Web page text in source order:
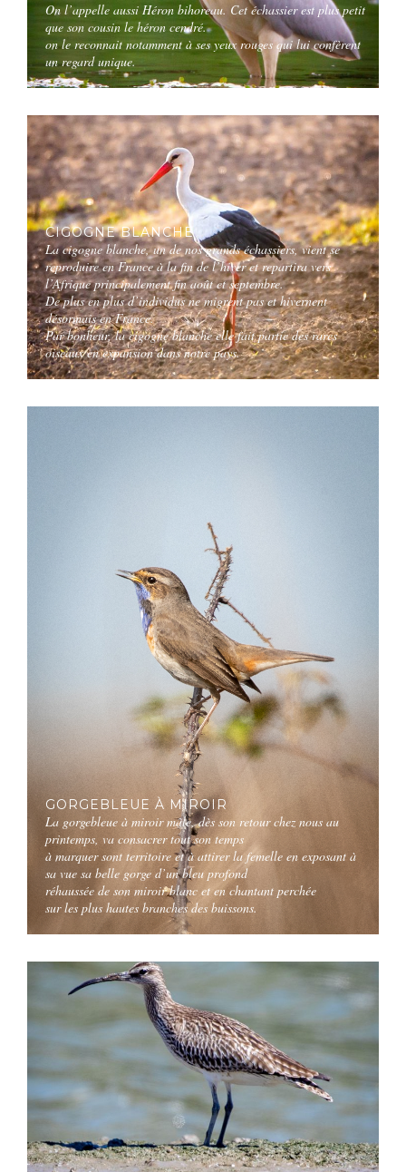
On l’appelle aussi Héron bihoreau. Cet échassier est plus petit
que son cousin le héron cendré.
on le reconnait notamment à ses yeux rouges qui lui confèrent
un regard unique.
CIGOGNE BLANCHE
La cigogne blanche, un de nos grands échassiers, vient se
reproduire en France à la fin de l’hiver et repartira vers
l’Afrique principalement fin août et septembre.
De plus en plus d’individus ne migrent pas et hivernent
désormais en France.
Par bonheur, la cigogne blanche elle fait partie des rares
oiseaux en expansion dans notre pays.
GORGEBLEUE À MIROIR
La gorgebleue à miroir mâle, dès son retour chez nous au
printemps, va consacrer tout son temps
à marquer sont territoire et à attirer la femelle en exposant à
sa vue sa belle gorge d’un bleu profond
réhaussée de son miroir blanc et en chantant perchée
sur les plus hautes branches des buissons.